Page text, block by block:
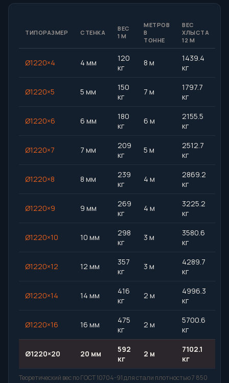
ТИПОРАЗМЕР СТЕНКА
ВЕС
1 М
МЕТРОВ
В
ТОННЕ
ВЕС
ХЛЫСТА
12 М
Ø1220×4 4 мм
120
кг
8 м
1439.4
кг
Ø1220×5 5 мм
150
кг
7 м
1797.7
кг
Ø1220×6 6 мм
180
кг
6 м
2155.5
кг
Ø1220×7 7 мм
209
кг
5 м
2512.7
кг
Ø1220×8 8 мм
239
кг
4 м
2869.2
кг
Ø1220×9 9 мм
269
кг
4 м
3225.2
кг
Ø1220×10 10 мм
298
кг
3 м
3580.6
кг
Ø1220×12 12 мм
357
кг
3 м
4289.7
кг
Ø1220×14 14 мм
416
кг
2 м
4996.3
кг
Ø1220×16 16 мм
475
кг
2 м
5700.6
кг
Ø1220×20 20 мм
592
кг
2 м
7102.1
кг
Теоретический вес по ГОСТ 10704-91 для стали плотностью 7 850